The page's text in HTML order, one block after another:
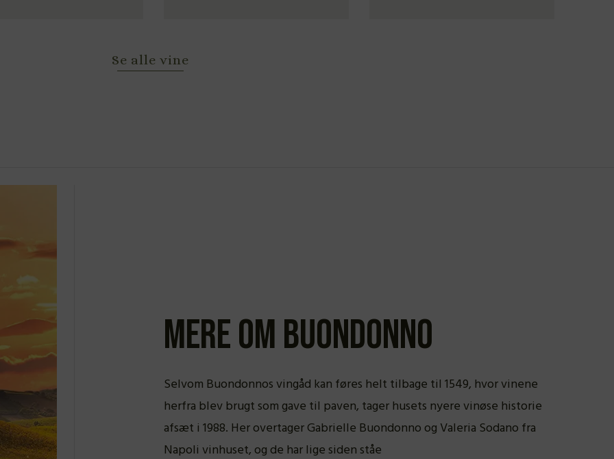
Se alle vine
Mere om Buondonno
Selvom Buondonnos vingåd kan føres helt tilbage til 1549, hvor vinene
herfra blev brugt som gave til paven, tager husets nyere vinøse historie
afsæt i 1988. Her overtager Gabrielle Buondonno og Valeria Sodano fra
Napoli vinhuset, og de har lige siden ståe